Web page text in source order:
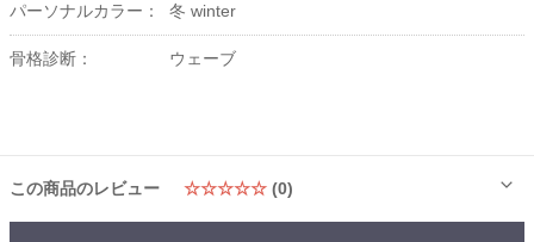
パーソナルカラー： 冬 winter
骨格診断： ウェーブ
この商品のレビュー ☆☆☆☆☆ (0)